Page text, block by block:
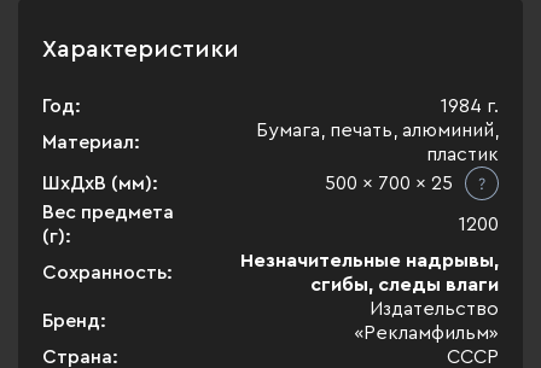
Характеристики
Год:
1984 г.
Материал:
Бумага, печать, алюминий,
пластик
ШхДхВ (мм):
500 x 700 x 25
Вес предмета
(г):
1200
Сохранность:
Незначительные надрывы,
сгибы, следы влаги
Бренд:
Издательство
«Рекламфильм»
Страна:
СССР